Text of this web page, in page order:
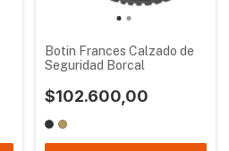
Botin Frances Calzado de
Seguridad Borcal
$102.600,00